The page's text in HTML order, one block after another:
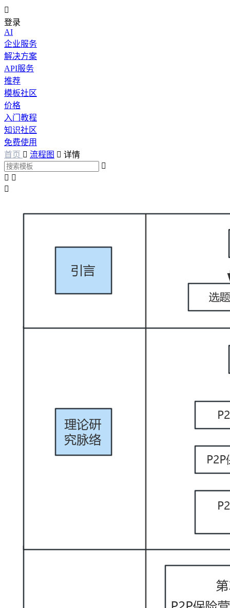

登录
AI
企业服务
解决方案
API服务
推荐
模板社区
价格
入门教程
知识社区
免费使用
首页  流程图  详情

 
